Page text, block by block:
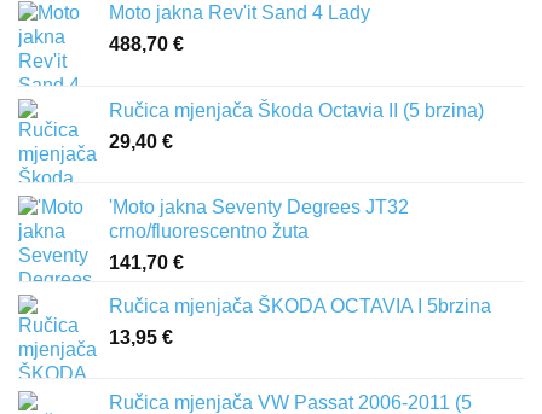
Moto jakna Rev'it Sand 4 Lady
488,70 €
Ručica mjenjača Škoda Octavia II (5 brzina)
29,40 €
'Moto jakna Seventy Degrees JT32
crno/fluorescentno žuta
141,70 €
Ručica mjenjača ŠKODA OCTAVIA I 5brzina
13,95 €
Ručica mjenjača VW Passat 2006-2011 (5